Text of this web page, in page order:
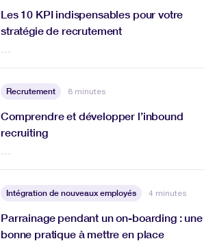
Les 10 KPI indispensables pour votre
stratégie de recrutement
Recrutement 8 minutes
Comprendre et développer l’inbound
recruiting
Intégration de nouveaux employés 4 minutes
Parrainage pendant un on-boarding : une
bonne pratique à mettre en place